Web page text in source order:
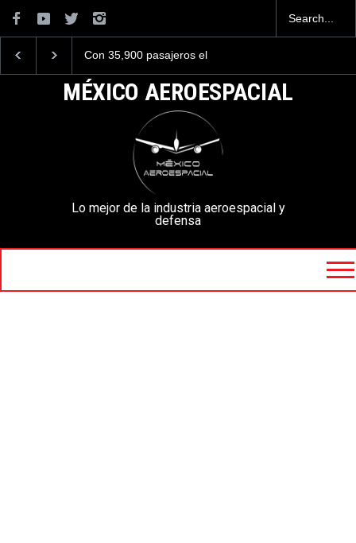
Con 35,900 pasajeros el
aeropuertos con más
viajeros internacionales de
México, pero muy lejos del
Marines de EE. UU.
aspecto oxidado
MÉXICO AEROESPACIAL
Lo mejor de la industria aeroespacial y
defensa